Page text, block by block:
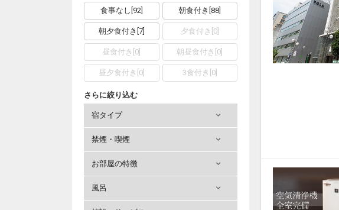
食事なし 92] 朝食付き [88
朝夕食付き 7] 夕食付き 0]
昼食付き 0 朝昼食付き 0
昼夕食付き 0] 3食付き 0]
さらに絞り込む
宿タイプ
禁煙・喫煙
お部屋の特徴
風呂